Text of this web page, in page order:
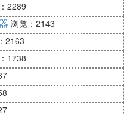
2289
浏览：2143
2163
1738